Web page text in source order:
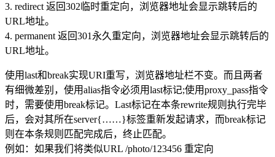
3. redirect 返回302临时重定向，浏览器地址会显示跳转后的
URL地址。
4. permanent 返回301永久重定向，浏览器地址会显示跳转后的
URL地址。
使用last和break实现URI重写，浏览器地址栏不变。而且两者
有细微差别，使用alias指令必须用last标记;使用proxy_pass指令
时，需要使用break标记。Last标记在本条rewrite规则执行完毕
后，会对其所在server{……}标签重新发起请求，而break标记
则在本条规则匹配完成后，终止匹配。
例如：如果我们将类似URL /photo/123456 重定向